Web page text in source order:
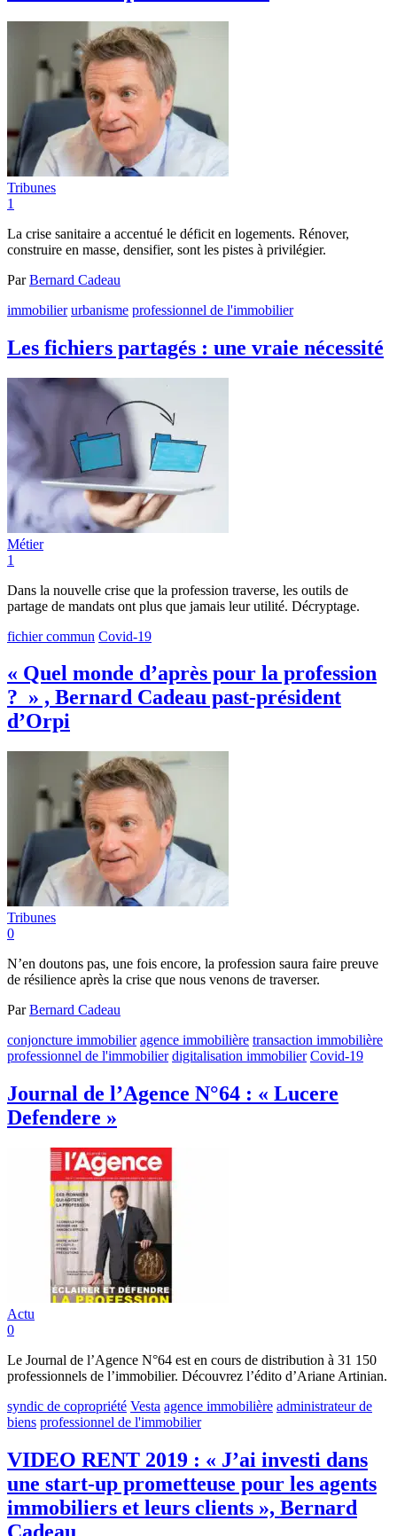
Tribunes
1
La crise sanitaire a accentué le déficit en logements. Rénover,
construire en masse, densifier, sont les pistes à privilégier.
ParBernard Cadeau
immobilier urbanisme professionnel de l'immobilier
Les fichiers partagés : une vraie nécessité
Métier
1
Dans la nouvelle crise que la profession traverse, les outils de
partage de mandats ont plus que jamais leur utilité. Décryptage.
fichier commun Covid-19
« Quel monde d’après pour la profession
? » , Bernard Cadeau past-président
d’Orpi
Tribunes
0
N’en doutons pas, une fois encore, la profession saura faire preuve
de résilience après la crise que nous venons de traverser.
ParBernard Cadeau
conjoncture immobilier agence immobilière transaction immobilière
professionnel de l'immobilier digitalisation immobilier Covid-19
Journal de l’Agence N°64 : « Lucere
Defendere »
Actu
0
Le Journal de l’Agence N°64 est en cours de distribution à 31 150
professionnels de l’immobilier. Découvrez l’édito d’Ariane Artinian.
syndic de copropriété Vesta agence immobilière administrateur de
biens professionnel de l'immobilier
VIDEO RENT 2019 : « J’ai investi dans
une start-up prometteuse pour les agents
immobiliers et leurs clients », Bernard